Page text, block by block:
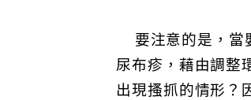
要注意的是，當
尿布疹，藉由調整
出現搔抓的情形？